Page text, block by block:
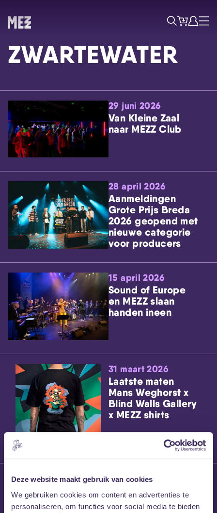
Deze website maakt gebruik van cookies
We gebruiken cookies om content en advertenties te
personaliseren, om functies voor social media te bieden
Skip navigatie
ZoekTicketsAccount
Menu
ZWARTEWATER
29 juni 2026
Van Kleine Zaal
naar MEZZ Club
28 april 2026
Aanmeldingen
Grote Prijs Breda
2026 geopend met
nieuwe categorie
voor producers
15 april 2026
Sound of Europe
en MEZZ slaan
handen ineen
31 maart 2026
Laatste maten
Mans Weghorst x
Blind Walls Gallery
x MEZZ shirts
27 maart 2026
Willem’s Blog:
Frans Kalf